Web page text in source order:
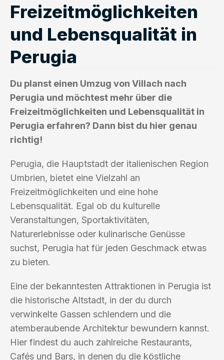
Freizeitmöglichkeiten
und Lebensqualität in
Perugia
Du planst einen Umzug von Villach nach
Perugia und möchtest mehr über die
Freizeitmöglichkeiten und Lebensqualität in
Perugia erfahren? Dann bist du hier genau
richtig!
Perugia, die Hauptstadt der italienischen Region
Umbrien, bietet eine Vielzahl an
Freizeitmöglichkeiten und eine hohe
Lebensqualität. Egal ob du kulturelle
Veranstaltungen, Sportaktivitäten,
Naturerlebnisse oder kulinarische Genüsse
suchst, Perugia hat für jeden Geschmack etwas
zu bieten.
Eine der bekanntesten Attraktionen in Perugia ist
die historische Altstadt, in der du durch
verwinkelte Gassen schlendern und die
atemberaubende Architektur bewundern kannst.
Hier findest du auch zahlreiche Restaurants,
Cafés und Bars, in denen du die köstliche